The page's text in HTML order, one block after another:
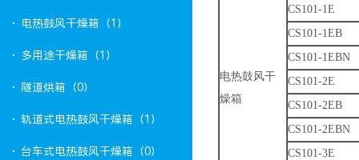
· 电热鼓风干燥箱（1）
· 多用途干燥箱（1）
· 隧道烘箱（0）
· 轨道式电热鼓风干燥箱（1）
· 台车式电热鼓风干燥箱（0）
电热鼓风干
燥箱
CS101-1E
CS101-1EB
CS101-1EBN
CS101-2E
CS101-2EB
CS101-2EBN
CS101-3E